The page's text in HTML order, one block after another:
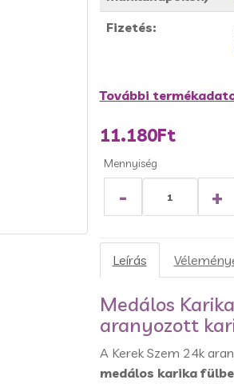
Fizetés:
További
11.180Ft
Mennyiség
- +
Leírás
Medálos
aranyozott
A Kerek Szem 24k
medálos karika